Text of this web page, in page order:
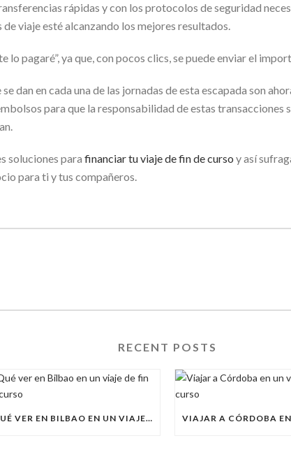
rápidas y con los protocolos de seguridad
viaje esté alcanzando los mejores resultados.
lo pagaré”, ya que, con pocos clics, se puede enviar el
dan en cada una de las jornadas de esta escapada son
para que la responsabilidad de estas
soluciones para financiar tu viaje de fin de curso y así
para ti y tus compañeros.
RECENT POSTS
QUÉ VER EN BILBAO EN UN VIAJE DE FIN DE CURSO